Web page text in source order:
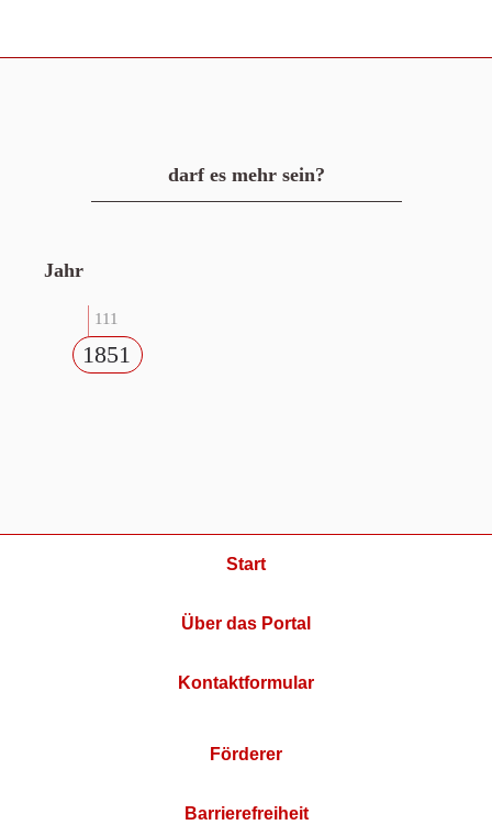
darf es mehr sein?
Jahr
111
1851
Start
Über das Portal
Kontaktformular
Förderer
Barrierefreiheit